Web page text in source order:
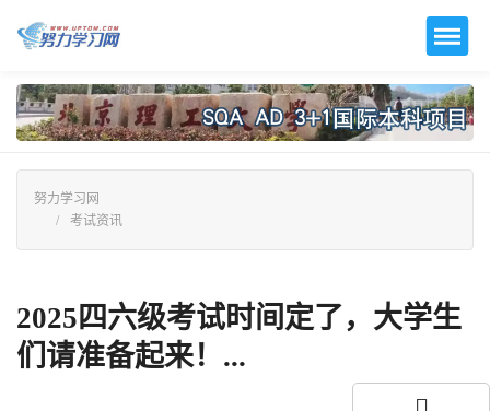
努力学习网
考试资讯
2025四六级考试时间定了，大学生
们请准备起来！...